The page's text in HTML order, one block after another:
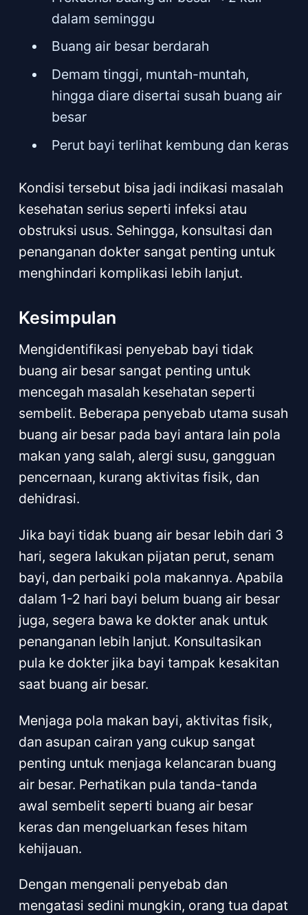
dalam seminggu
Buang air besar berdarah
Demam tinggi, muntah-muntah,
hingga diare disertai susah buang air
besar
Perut bayi terlihat kembung dan keras
Kondisi tersebut bisa jadi indikasi masalah
kesehatan serius seperti infeksi atau
obstruksi usus. Sehingga, konsultasi dan
penanganan dokter sangat penting untuk
menghindari komplikasi lebih lanjut.
Kesimpulan
Mengidentifikasi penyebab bayi tidak
buang air besar sangat penting untuk
mencegah masalah kesehatan seperti
sembelit. Beberapa penyebab utama susah
buang air besar pada bayi antara lain pola
makan yang salah, alergi susu, gangguan
pencernaan, kurang aktivitas fisik, dan
dehidrasi.
Jika bayi tidak buang air besar lebih dari 3
hari, segera lakukan pijatan perut, senam
bayi, dan perbaiki pola makannya. Apabila
dalam 1-2 hari bayi belum buang air besar
juga, segera bawa ke dokter anak untuk
penanganan lebih lanjut. Konsultasikan
pula ke dokter jika bayi tampak kesakitan
saat buang air besar.
Menjaga pola makan bayi, aktivitas fisik,
dan asupan cairan yang cukup sangat
penting untuk menjaga kelancaran buang
air besar. Perhatikan pula tanda-tanda
awal sembelit seperti buang air besar
keras dan mengeluarkan feses hitam
kehijauan.
Dengan mengenali penyebab dan
mengatasi sedini mungkin, orang tua dapat